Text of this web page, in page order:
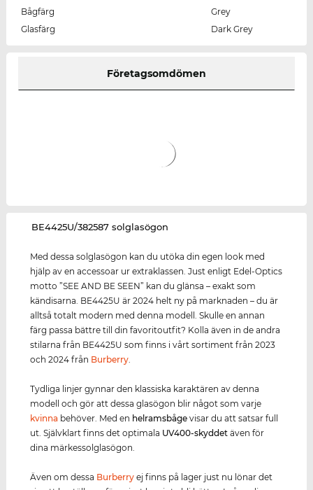
Bågfärg
Grey
Glasfärg
Dark Grey
Företagsomdömen
‌BE4425U/382587 solglasögon
Med dessa solglasögon kan du utöka din egen look med
hjälp av en accessoar ur extraklassen. Just enligt Edel-Optics
motto ”SEE AND BE SEEN” kan du glänsa – exakt som
kändisarna. BE4425U är 2024 helt ny på marknaden – du är
alltså totalt modern med denna modell. Skulle en annan
färg passa bättre till din favoritoutfit? Kolla även in de andra
stilarna från BE4425U som finns i vårt sortiment från 2023
och 2024 från Burberry.
Tydliga linjer gynnar den klassiska karaktären av denna
modell och gör att dessa glasögon blir något som varje
kvinna behöver. Med en helramsbågevisar du att satsar full
ut. Självklart finns det optimala UV400-skyddet även för
dina märkessolglasögon.
Även om dessa Burberry ej finns på lager just nu lönar det